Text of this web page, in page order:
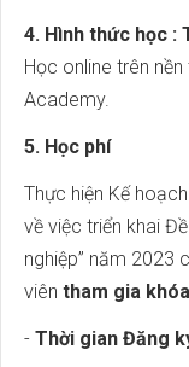
4. Hình thức học :
Học online trên
Academy.
5. Học phí
Thực hiện Kế
về việc triển khai
nghiệp” năm 2023
viên tham gia
- Thời gian Đăng